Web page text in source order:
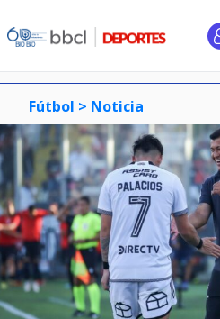
Fútbol > Noticia